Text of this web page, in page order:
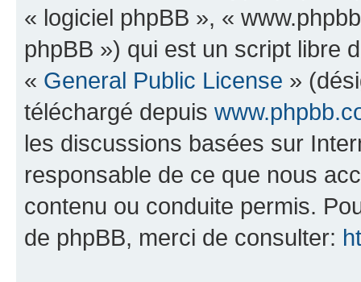
« logiciel phpBB », «
phpBB ») qui est un script libre
« General Public License »
téléchargé depuis
les discussions basées sur
responsable de ce que nous
contenu ou conduite permis.
de phpBB, merci de consulter: